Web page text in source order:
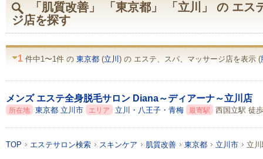
「肌質改善」 「東京都」 「立川」 の エス
ジ店を探す
1 件中1〜1件 の 東京都 (立川 ) の エステ、スパ、マッサージ店を表示 (
メンズ エステ全身脱毛サロン Diana～ディアーナ～立川店
所在地 東京都 立川市 エリア 立川・八王子・青梅 最寄駅 西国立駅 徒
TOP エステサロン検索 スキンケア 肌質改善 東京都 立川市 立